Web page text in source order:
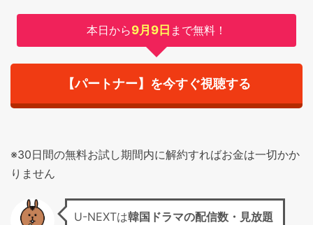
本日から9月9日 まで無料！
【パートナー】を今すぐ視聴する
※30日間の無料お試し期間内に解約すればお金は一切かか
りません
U-NEXTは韓国ドラマの配信数・見放題